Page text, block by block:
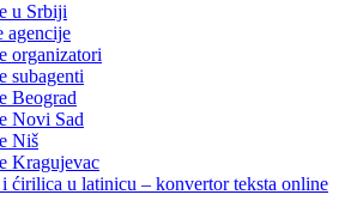
u Srbiji
agencije
organizatori
subagenti
Beograd
Novi Sad
Niš
Kragujevac
ćirilica u latinicu – konvertor teksta online